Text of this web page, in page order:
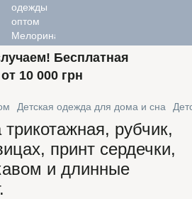
Бесплатная
10 000 грн
Детская одежда для дома и сна
рубчик,
принт сердечки,
и длинные